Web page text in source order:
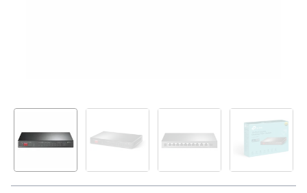
Projektori un ekrāni